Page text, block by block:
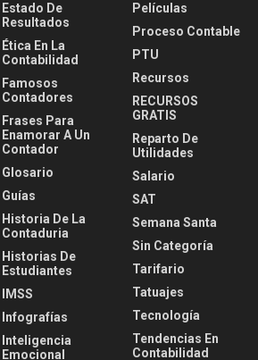
Estado De
Resultados
Ética En La
Contabilidad
Famosos
Contadores
Frases Para
Enamorar A Un
Contador
Glosario
Guías
Historia De La
Contaduria
Historias De
Estudiantes
IMSS
Infografías
Inteligencia
Emocional
Películas
Proceso Contable
PTU
Recursos
RECURSOS
GRATIS
Reparto De
Utilidades
Salario
SAT
Semana Santa
Sin Categoría
Tarifario
Tatuajes
Tecnología
Tendencias En
Contabilidad